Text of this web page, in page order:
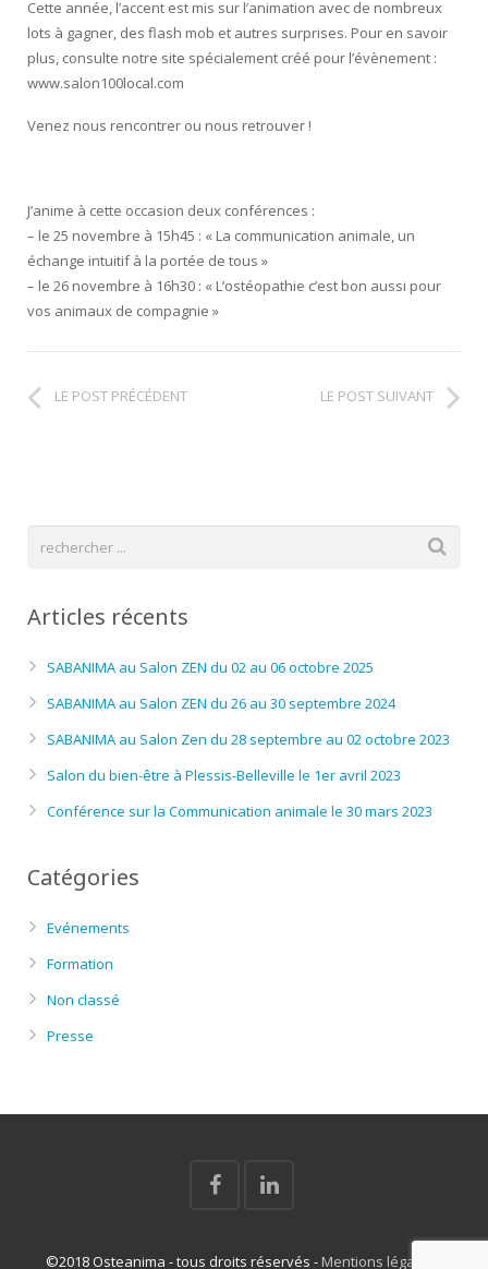
Cette année, l’accent est mis sur l’animation avec de nombreux
lots à gagner, des flash mob et autres surprises. Pour en savoir
plus, consulte notre site spécialement créé pour l’évènement :
www.salon100local.com
Venez nous rencontrer ou nous retrouver !
J’anime à cette occasion deux conférences :
– le 25 novembre à 15h45 : « La communication animale, un
échange intuitif à la portée de tous »
– le 26 novembre à 16h30 : « L’ostéopathie c’est bon aussi pour
vos animaux de compagnie »
LE POST PRÉCÉDENT LE POST SUIVANT
Articles récents
SABANIMA au Salon ZEN du 02 au 06 octobre 2025
SABANIMA au Salon ZEN du 26 au 30 septembre 2024
SABANIMA au Salon Zen du 28 septembre au 02 octobre 2023
Salon du bien-être à Plessis-Belleville le 1er avril 2023
Conférence sur la Communication animale le 30 mars 2023
Catégories
Evénements
Formation
Non classé
Presse
©2018 Osteanima - tous droits réservés - Mentions légales